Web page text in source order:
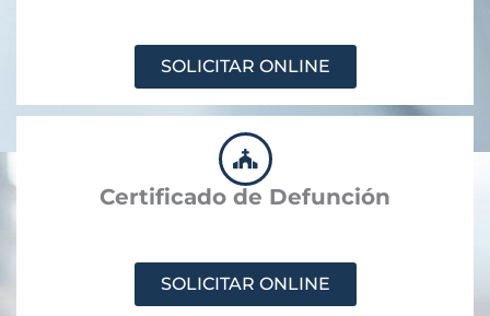
SOLICITAR ONLINE
Certificado de Defunción
SOLICITAR ONLINE